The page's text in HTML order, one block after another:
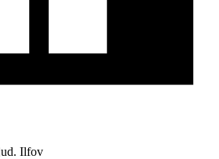
Ilfov